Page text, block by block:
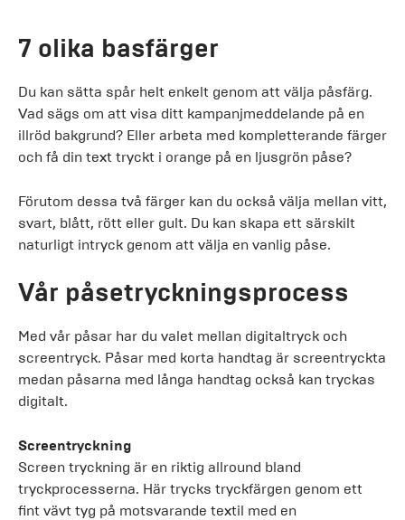
7 olika basfärger
Du kan sätta spår helt enkelt genom att välja påsfärg.
Vad sägs om att visa ditt kampanjmeddelande på en
illröd bakgrund? Eller arbeta med kompletterande färger
och få din text tryckt i orange på en ljusgrön påse?
Förutom dessa två färger kan du också välja mellan vitt,
svart, blått, rött eller gult. Du kan skapa ett särskilt
naturligt intryck genom att välja en vanlig påse.
Vår påsetryckningsprocess
Med vår påsar har du valet mellan digitaltryck och
screentryck. Påsar med korta handtag är screentryckta
medan påsarna med långa handtag också kan tryckas
digitalt.
Screentryckning
Screen tryckning är en riktig allround bland
tryckprocesserna. Här trycks tryckfärgen genom ett
fint vävt tyg på motsvarande textil med en